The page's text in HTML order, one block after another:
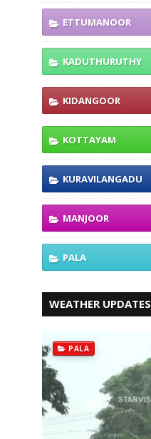
ETTUMANOOR
KADUTHURUTHY
KIDANGOOR
KOTTAYAM
KURAVILANGADU
MANJOOR
PALA
WEATHER UPDATES
PALA